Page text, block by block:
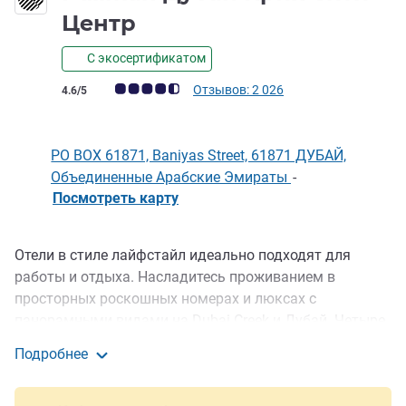
Центр
С экосертификатом
Примечание: отзывы клиентов (Рейтинг ALL)
4.6/5 Отзывов: 2 026
PO BOX 61871, Baniyas Street, 61871 ДУБАЙ,
Объединенные Арабские Эмираты -
Посмотреть карту
Описание
Отели в стиле лайфстайл идеально подходят для
работы и отдыха. Насладитесь проживанием в
просторных роскошных номерах и люксах с
разных стран мира. Fit and Spa, корт для падел-
тенниса, круглосуточный фитнес-центр и открытый
Подробнее